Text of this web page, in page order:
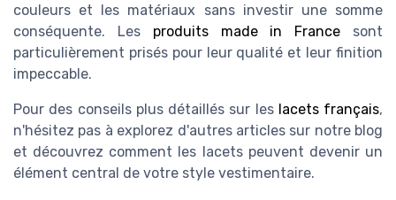
couleurs et les matériaux sans investir une somme
conséquente. Les produits made in France sont
particulièrement prisés pour leur qualité et leur finition
impeccable.
Pour des conseils plus détaillés sur les lacets français,
n'hésitez pas à explorez d'autres articles sur notre blog
et découvrez comment les lacets peuvent devenir un
élément central de votre style vestimentaire.